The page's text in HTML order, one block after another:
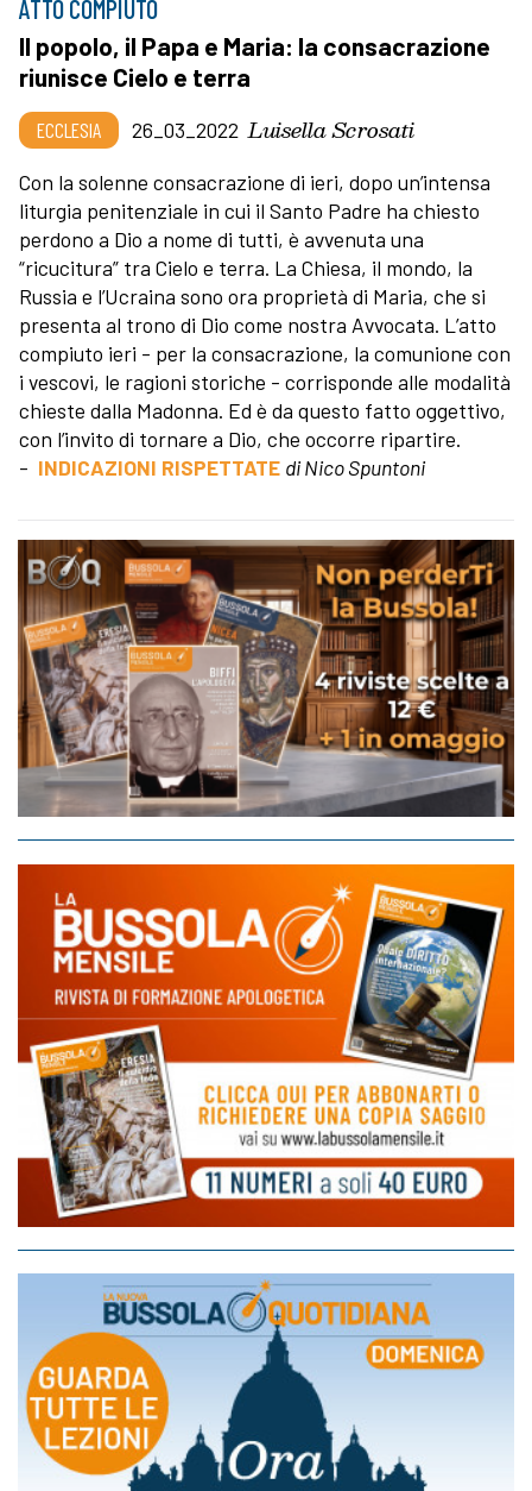
ATTO COMPIUTO
Il popolo, il Papa e Maria: la consacrazione
riunisce Cielo e terra
ECCLESIA 26_03_2022 Luisella Scrosati
Con la solenne consacrazione di ieri, dopo un’intensa
liturgia penitenziale in cui il Santo Padre ha chiesto
perdono a Dio a nome di tutti, è avvenuta una
“ricucitura” tra Cielo e terra. La Chiesa, il mondo, la
Russia e l’Ucraina sono ora proprietà di Maria, che si
presenta al trono di Dio come nostra Avvocata. L’atto
compiuto ieri - per la consacrazione, la comunione con
i vescovi, le ragioni storiche - corrisponde alle modalità
chieste dalla Madonna. Ed è da questo fatto oggettivo,
con l’invito di tornare a Dio, che occorre ripartire.
- INDICAZIONI RISPETTATE di Nico Spuntoni